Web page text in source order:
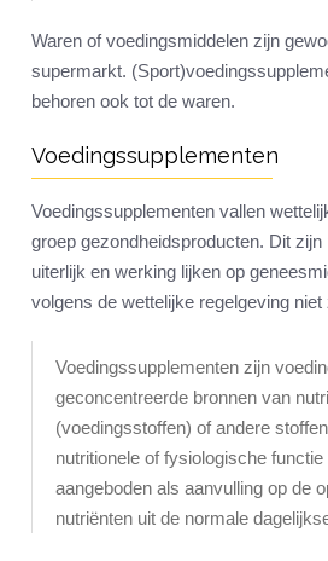
Waren of voedingsmiddelen zijn
supermarkt.
behoren ook tot de waren.
Voedingssupplementen
Voedingssupplementen vallen
groep gezondheidsproducten. Dit zijn
uiterlijk en werking lijken op
volgens de wettelijke regelgeving niet
Voedingssupplementen zijn
geconcentreerde bronnen van
(voedingsstoffen) of andere
nutritionele of fysiologische
aangeboden als aanvulling op de
nutriënten uit de normale